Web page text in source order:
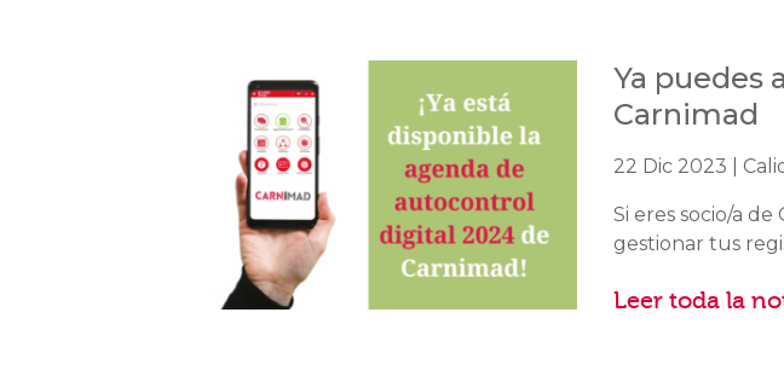
Ya puedes
Carnimad
22 Dic 2023 |
Si eres socio/a
gestionar tus
Leer toda la